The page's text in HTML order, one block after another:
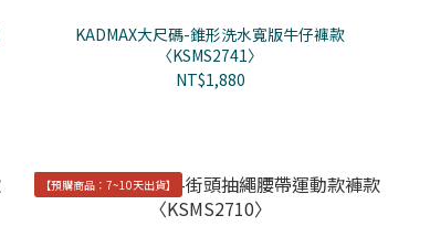
KADMAX大尺碼-錐形洗水寬版牛仔褲款
〈KSMS2741〉
NT$1,880
【預購商品：7~10天出貨】